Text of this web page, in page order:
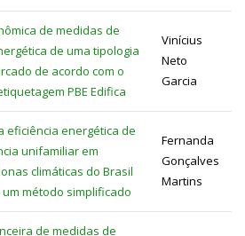
de medidas de
de uma tipologia
de acordo com o
PBE Edifica
Vinícius
Neto
Garcia
eficiência energética de
unifamiliar em
climáticas do Brasil
método simplificado
Fernanda
Gonçalves
Martins
de medidas de